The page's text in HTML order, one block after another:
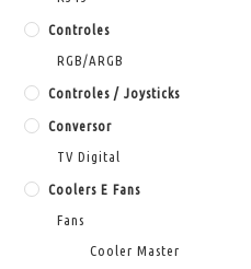
Controles
RGB/ARGB
Controles / Joysticks
Conversor
TV Digital
Coolers E Fans
Fans
Cooler Master